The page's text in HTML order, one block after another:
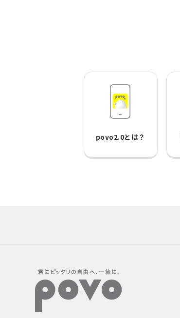
povo2.0とは？